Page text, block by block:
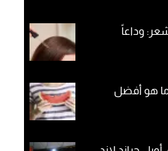
وداعاً
ما هو أفضل